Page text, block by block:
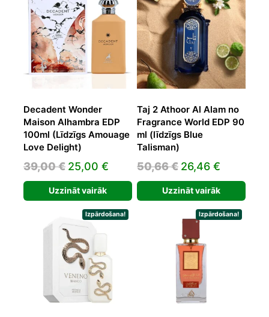
Decadent Wonder
Maison Alhambra EDP
100ml (Līdzīgs Amouage
Love Delight)
39,00€ Original
price
was:
39,00 €.
25,00 € Current
price
is:
25,00 €.
Uzzināt vairāk
Taj 2 Athoor Al Alam no
Fragrance World EDP 90
ml (līdzīgs Blue
Talisman)
50,66€ Original
price
was:
50,66 €.
26,46 €
price
is:
26,46 €.
Uzzināt vairāk
Izpārdošana! Izpārdošana!